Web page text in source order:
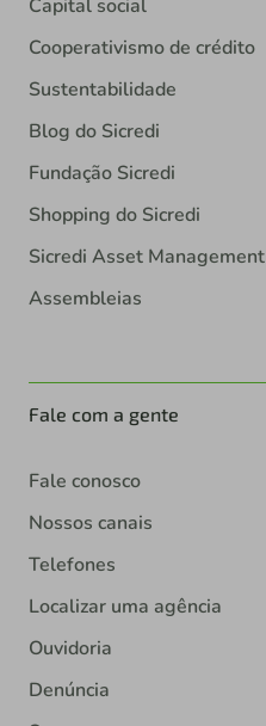
Capital social
Cooperativismo de crédito
Sustentabilidade
Blog do Sicredi
Fundação Sicredi
Shopping do Sicredi
Sicredi Asset Management
Assembleias
Fale com a gente
Fale conosco
Nossos canais
Telefones
Localizar uma agência
Ouvidoria
Denúncia